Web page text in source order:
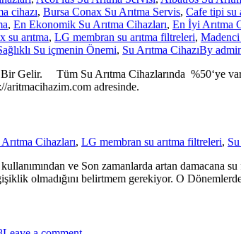
cihazı, Bursa Conax Su Arıtma Servis, Cafe tipi su
, En Ekonomik Su Arıtma Cihazları, En İyi Arıtma
su arıtma, LG membran su arıtma filtreleri, Madenci
Su içmenin Önemi, Su Arıtma CihazıBy
Su Arıtma Cihazlarında %50‘ye varan
aritmacihazim.com adresinde.
Cihazları, LG membran su arıtma filtreleri,
ve Son zamanlarda artan damacana
olmadığını belirtmem gerekiyor. O